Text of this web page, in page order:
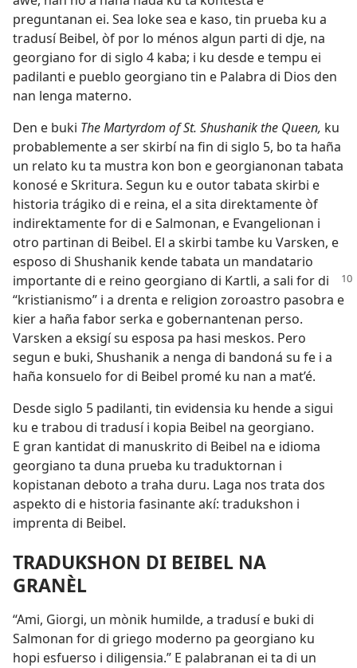
preguntanan ei. Sea loke sea e kaso, tin prueba ku a
tradusí Beibel, òf por lo ménos algun parti di dje, na
georgiano for di siglo 4 kaba; i ku desde e tempu ei
padilanti e pueblo georgiano tin e Palabra di Dios den
nan lenga materno.
Den e buki The Martyrdom of St. Shushanik the Queen, ku
probablemente a ser skirbí na fin di siglo 5, bo ta haña
un relato ku ta mustra kon bon e georgianonan tabata
konosé e Skritura. Segun ku e outor tabata skirbi e
historia trágiko di e reina, el a sita direktamente òf
indirektamente for di e Salmonan, e Evangelionan i
otro partinan di Beibel. El a skirbi tambe ku Varsken, e
esposo di Shushanik kende tabata un mandatario
importante di e reino georgiano di Kartli, a sali for di
“kristianismo” i a drenta e religion zoroastro pasobra e
kier a haña fabor serka e gobernantenan perso.
Varsken a eksigí su esposa pa hasi meskos. Pero
segun e buki, Shushanik a nenga di bandoná su fe i a
haña konsuelo for di Beibel promé ku nan a mat’é.
Desde siglo 5 padilanti, tin evidensia ku hende a sigui
ku e trabou di tradusí i kopia Beibel na georgiano.
E gran kantidat di manuskrito di Beibel na e idioma
georgiano ta duna prueba ku traduktornan i
kopistanan deboto a traha duru. Laga nos trata dos
aspekto di e historia fasinante akí: tradukshon i
imprenta di Beibel.
TRADUKSHON DI BEIBEL NA
GRANÈL
“Ami, Giorgi, un mònik humilde, a tradusí e buki di
Salmonan for di griego moderno pa georgiano ku
hopi esfuerso i diligensia.” E palabranan ei ta di un